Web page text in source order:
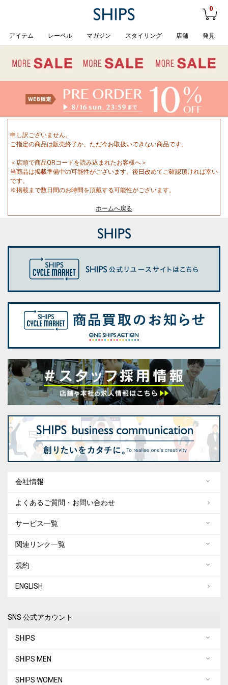
0
アイテム レーベル マガジン スタイリング 店舗 発見
申し訳ございません。
ご指定の商品は販売終了か、ただ今お取扱いできない商品です。
＜店頭で商品QRコードを読み込まれたお客様へ＞
当商品は掲載準備中の可能性がございます。後日改めてご確認頂ければ幸い
です。
※掲載まで数日間のお時間を頂戴する可能性がございます。
ホームへ戻る
会社情報
よくあるご質問・お問い合わせ
サービス一覧
関連リンク一覧
規約
ENGLISH
SNS 公式アカウント
SHIPS
SHIPS MEN
SHIPS WOMEN